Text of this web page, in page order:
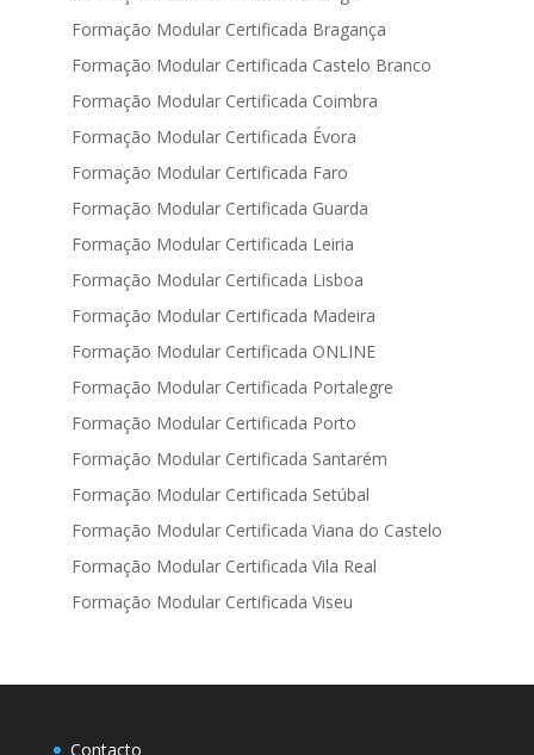
Formação Modular Certificada Bragança
Formação Modular Certificada Castelo Branco
Formação Modular Certificada Coimbra
Formação Modular Certificada Évora
Formação Modular Certificada Faro
Formação Modular Certificada Guarda
Formação Modular Certificada Leiria
Formação Modular Certificada Lisboa
Formação Modular Certificada Madeira
Formação Modular Certificada ONLINE
Formação Modular Certificada Portalegre
Formação Modular Certificada Porto
Formação Modular Certificada Santarém
Formação Modular Certificada Setúbal
Formação Modular Certificada Viana do Castelo
Formação Modular Certificada Vila Real
Formação Modular Certificada Viseu
Contacto